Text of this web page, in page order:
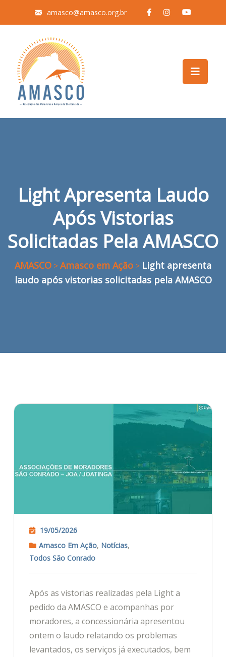
amasco@amasco.org.br
Light Apresenta Laudo
Após Vistorias
Solicitadas Pela AMASCO
AMASCO >Amasco em Ação > Light apresenta
laudo após vistorias solicitadas pela AMASCO
19/05/2026
Amasco Em Ação, Notícias,
Todos São Conrado
Após as vistorias realizadas pela Light a
pedido da AMASCO e acompanhas por
moradores, a concessionária apresentou
ontem o laudo relatando os problemas
levantados, os serviços já executados, bem